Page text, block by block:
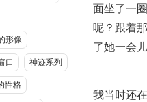
形像
口 神迹系列
性格
面坐了一
呢？跟着
了她一会
我当时还